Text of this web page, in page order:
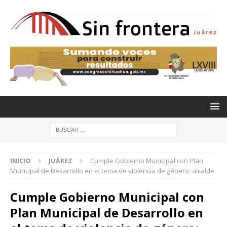
INICIO JUÁREZ
Cumple Gobierno Municipal con Plan
Municipal de Desarrollo en el tema de violencia de género: alcalde
Cumple Gobierno Municipal con
Plan Municipal de Desarrollo en